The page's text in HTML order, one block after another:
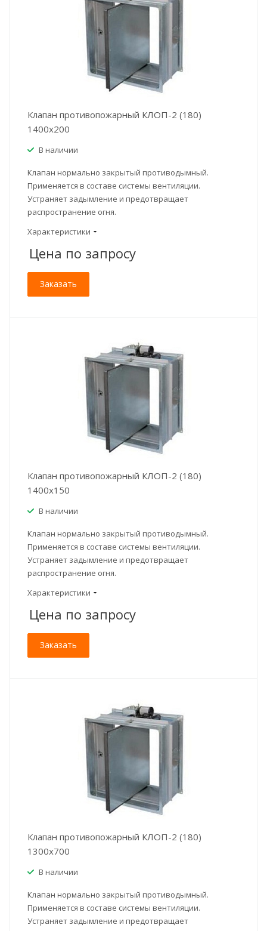
Клапан противопожарный КЛОП-2 (180)
1400x200
В наличии
Клапан нормально закрытый противодымный.
Применяется в составе системы вентиляции.
Устраняет задымление и предотвращает
распространение огня.
Характеристики
Цена по запросу
Заказать
Клапан противопожарный КЛОП-2 (180)
1400x150
В наличии
Клапан нормально закрытый противодымный.
Применяется в составе системы вентиляции.
Устраняет задымление и предотвращает
распространение огня.
Характеристики
Цена по запросу
Заказать
Клапан противопожарный КЛОП-2 (180)
1300x700
В наличии
Клапан нормально закрытый противодымный.
Применяется в составе системы вентиляции.
Устраняет задымление и предотвращает